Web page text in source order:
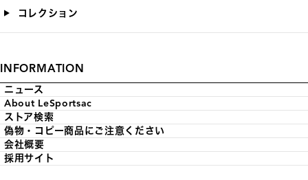
コレクション
INFORMATION
ニュース
About LeSportsac
ストア検索
偽物・コピー商品にご注意ください
会社概要
採用サイト